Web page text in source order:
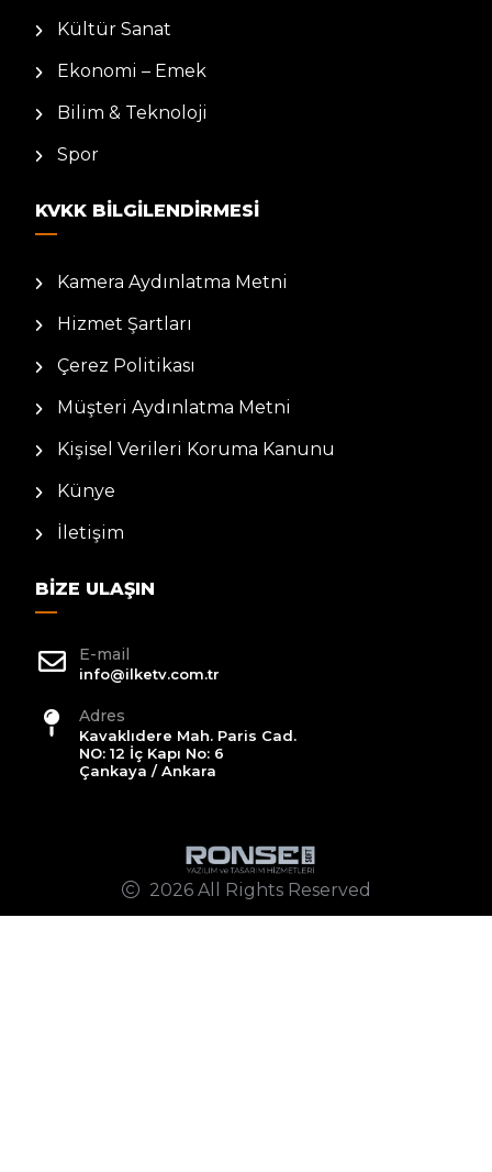
Kültür Sanat
Ekonomi – Emek
Bilim & Teknoloji
Spor
KVKK BILGILENDIRMESI
Kamera Aydınlatma Metni
Hizmet Şartları
Çerez Politikası
Müşteri Aydınlatma Metni
Kişisel Verileri Koruma Kanunu
Künye
İletişim
BIZE ULAŞIN
E-mail
info@ilketv.com.tr
Adres
Kavaklıdere Mah. Paris Cad.
NO: 12 İç Kapı No: 6
Çankaya / Ankara
2026 All Rights Reserved